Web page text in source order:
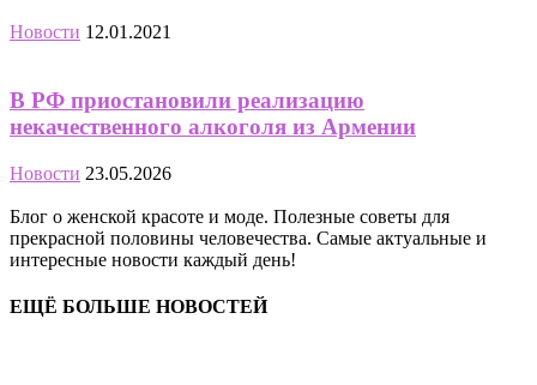
Новости 12.01.2021
В РФ приостановили реализацию
некачественного алкоголя из Армении
Новости 23.05.2026
Блог о женской красоте и моде. Полезные советы для
прекрасной половины человечества. Самые актуальные и
интересные новости каждый день!
ЕЩЁ БОЛЬШЕ НОВОСТЕЙ